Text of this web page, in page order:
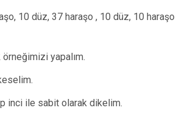
10 düz, 37 haraşo , 10 düz, 10 haraşo
yapalım.
inci ile sabit olarak dikelim.